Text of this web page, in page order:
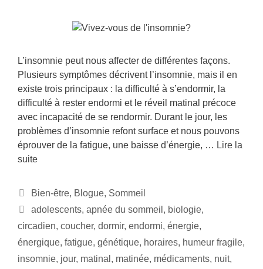
L’insomnie peut nous affecter de différentes façons.
Plusieurs symptômes décrivent l’insomnie, mais il en
existe trois principaux : la difficulté à s’endormir, la
difficulté à rester endormi et le réveil matinal précoce
avec incapacité de se rendormir. Durant le jour, les
problèmes d’insomnie refont surface et nous pouvons
éprouver de la fatigue, une baisse d’énergie, … Lire la
suite
Bien-être, Blogue, Sommeil
adolescents, apnée du sommeil , biologie,
circadien, coucher, dormir, endormi, énergie,
énergique, fatigue, génétique, horaires, humeur fragile,
insomnie, jour, matinal , matinée, médicaments, nuit,